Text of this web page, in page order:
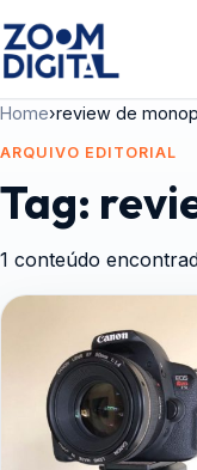
Home›review de
ARQUIVO EDITORIAL
Tag:
1 conteúdo